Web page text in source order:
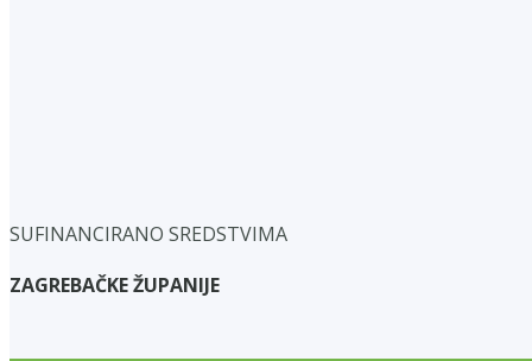
SUFINANCIRANO SREDSTVIMA
ZAGREBAČKE ŽUPANIJE